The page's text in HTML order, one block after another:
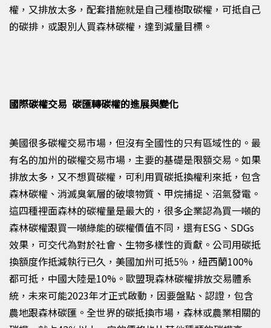
權，又排放太多，配套措施就是自己種樹取碳權，可抵自己
的碳排，或跟別人買森林碳權，達到減量目標。
國際碳權交易 碳匯轉碳權的進展與變化
美國很多碳權交易市場，但沒有全國性的只有區域性的。最
有名的加州的碳權交易市場，主要的基礎是限額交易 。如果
排放太多，又不想買碳權，可利用買碳抵換權利來抵，包含
森林碳權 、 消滅臭氧層的破壞物質 、 甲烷捕捉 、 沼氣發電。
這四種裡面森林的碳權量是最大的，很多企業認為買一噸的
森林碳權跟買一噸綠能的碳權價值不同 ，還有ESG 、 SDGs
效果 ，可交代為對於社會 、 生物多樣性的貢獻。公司用碳抵
換額度作抵減執行已久，美國加州可抵5％，紐西蘭100%
都可抵，中國大陸是10% 。歐盟現森林碳權排放交易體系
統，未來可能2023年才正式啟動，因要盤點、認證， 包含
農地跟森林碳匯。全世界的碳抵換市場，森林或農業相關的